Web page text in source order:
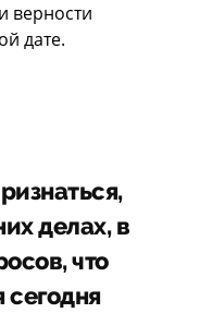
верности
дате.
делах, в
что